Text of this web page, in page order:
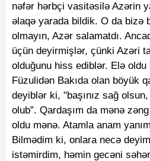
nəfər hərbçi vasitəsilə Azərin
əlaqə yarada bildik. O da bizə
olmayın, Azər salamatdı.
üçün deyirmişlər, çünki Azəri
olduğunu hiss ediblər. Elə oldu
Füzulidən Bakıda olan böyük
deyiblər ki, "başınız sağ
olub”. Qardaşım da mənə
oldu mənə. Atamla anam
Bilmədim ki, onlara necə
istəmirdim, həmin gecəni